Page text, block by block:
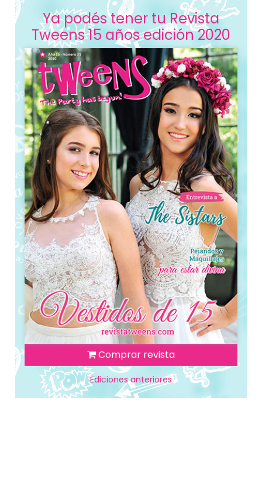
Ya podés tener tu Revista
Tweens 15 años edición 2020
Comprar revista
Ediciones anteriores